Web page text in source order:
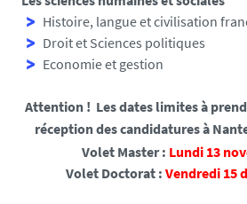
Histoire, langue et civilisation
Droit et Sciences politiques
Economie et gestion
Attention ! Les dates limites à
réception des candidatures à
Volet Master : Lundi 13
Volet Doctorat : Vendredi 15